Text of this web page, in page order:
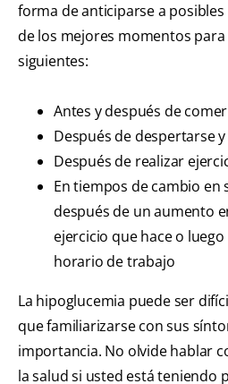
forma de anticiparse a
de los mejores momentos
siguientes:
Antes y después de comer
Después de despertarse
Después de realizar
En tiempos de cambio en
después de un aumento
ejercicio que hace o
horario de trabajo
La hipoglucemia puede ser
que familiarizarse con sus
importancia. No olvide hablar
la salud si usted está teniendo